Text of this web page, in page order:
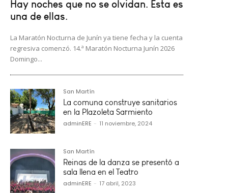
Hay noches que no se olvidan. Esta es
una de ellas.
La Maratón Nocturna de Junín ya tiene fecha y la cuenta
regresiva comenzó. 14.ª Maratón Nocturna Junín 2026
Domingo...
San Martín
La comuna construye sanitarios
en la Plazoleta Sarmiento
adminERE - 11 noviembre, 2024
San Martín
Reinas de la danza se presentó a
sala llena en el Teatro
adminERE - 17 abril, 2023